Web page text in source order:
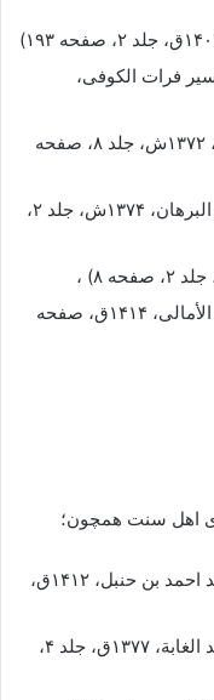
فرات الکوفی،
مجمع البیان؛(طبرسی، مجمع البیان، ۱۳۷۲ش، جلد ۸، صفحه
البرهان فی تفسیر القرآن؛ (بحرانی، البرهان، ۱۳۷۴ش، جلد ۲،
6- امالی شیخ طوسی؛(طوسی، الأمالی، ۱۴۱۴ق، صفحه
اهل سنت همچون؛
مسند احمد بن حنبل؛(ابن حنبل، مسند احمد بن حنبل، ۱۴۱۲ق،
اسد الغابة اثر ابن اثیر؛(ابن الأثیر، أسد الغابة، ۱۳۷۷ق، جلد ۴،